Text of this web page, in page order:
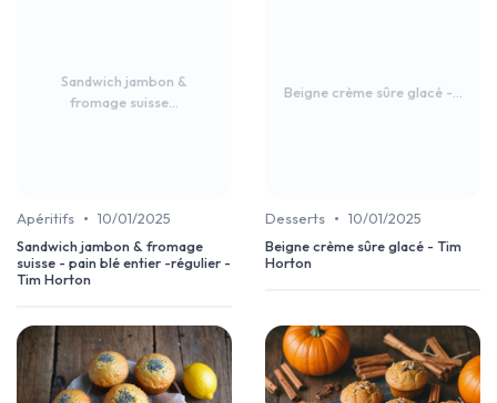
Sandwich jambon &
fromage suisse...
Apéritifs • 10/01/2025
Sandwich jambon & fromage
suisse - pain blé entier -régulier -
Tim Horton
Beigne crème sûre glacé -...
Desserts • 10/01/2025
Beigne crème sûre glacé - Tim
Horton